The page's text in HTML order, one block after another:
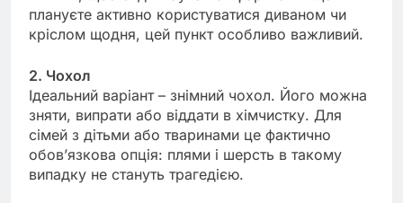
плануєте активно користуватися диваном чи
кріслом щодня, цей пункт особливо важливий.
2. Чохол
Ідеальний варіант – знімний чохол. Його можна
зняти, випрати або віддати в хімчистку. Для
сімей з дітьми або тваринами це фактично
обов’язкова опція: плями і шерсть в такому
випадку не стануть трагедією.